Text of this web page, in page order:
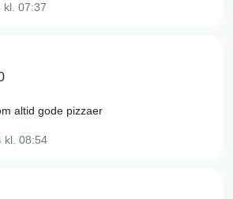
kl. 07:37
altid gode pizzaer
kl. 08:54